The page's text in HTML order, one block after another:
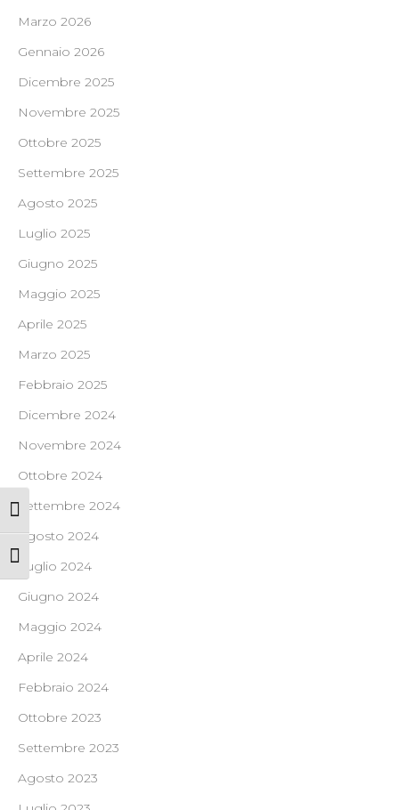
Attiva/disattiva alto contrasto
Attiva/disattiva dimensione testo
Marzo 2026
Gennaio 2026
Dicembre 2025
Novembre 2025
Ottobre 2025
Settembre 2025
Agosto 2025
Luglio 2025
Giugno 2025
Maggio 2025
Aprile 2025
Marzo 2025
Febbraio 2025
Dicembre 2024
Novembre 2024
Ottobre 2024
Settembre 2024
Agosto 2024
Luglio 2024
Giugno 2024
Maggio 2024
Aprile 2024
Febbraio 2024
Ottobre 2023
Settembre 2023
Agosto 2023